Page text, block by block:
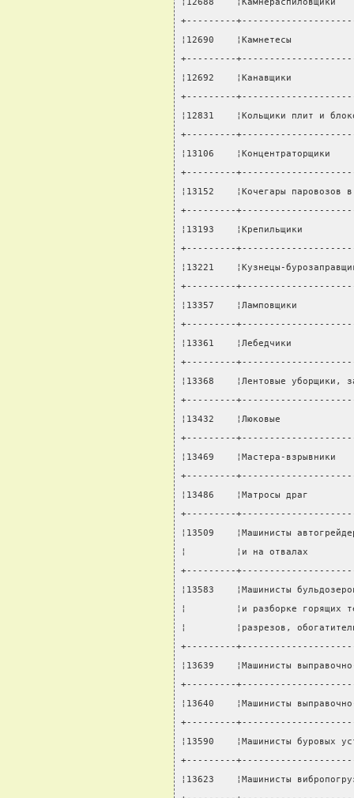
+---------
¦12690    ¦Камнетесы
+---------
¦12692    ¦Канавщики
+---------
¦12831    ¦Кольщики
+---------
¦13106
+---------
¦13152    ¦Кочегары
+---------
¦13193
+---------
¦13221    ¦Кузнецы-
+---------
¦13357    ¦Ламповщики
+---------
¦13361    ¦Лебедчики
+---------
¦13368    ¦Лентовые
+---------
¦13432    ¦Люковые
+---------
¦13469    ¦Мастера-
+---------
¦13486    ¦Матросы
+---------
¦13509    ¦Машинисты
¦         ¦и на отвалах
+---------
¦13583    ¦Машинисты
¦         ¦и разборке горящих
¦         ¦разрезов,
+---------
¦13639    ¦Машинисты
+---------
¦13640    ¦Машинисты
+---------
¦13590    ¦Машинисты
+---------
¦13623    ¦Машинисты